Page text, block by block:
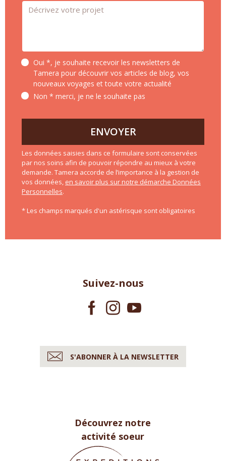
Message *
Oui *, je souhaite recevoir les newsletters de
Tamera pour découvrir vos articles de blog, vos
nouveaux voyages et toute votre actualité
Non * merci, je ne le souhaite pas
ENVOYER
Les données saisies dans ce formulaire sont conservées
par nos soins afin de pouvoir répondre au mieux à votre
demande. Tamera accorde de l’importance à la gestion de
vos données, en savoir plus sur notre démarche Données
Personnelles.
* Les champs marqués d'un astérisque sont obligatoires
Suivez-nous
S'ABONNER À LA NEWSLETTER
Découvrez notre
activité soeur